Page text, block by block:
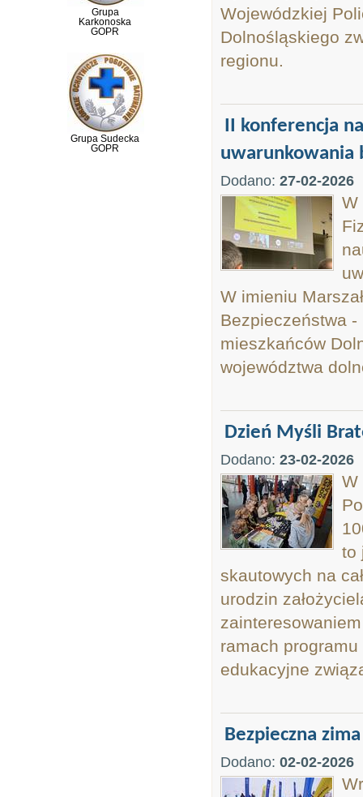
Grupa
Karkonoska
GOPR
Grupa Sudecka
GOPR
Wojewódzkiej
Dolnośląskiego
regionu.
II konferencja
uwarunkowania
Dodano: 27-02-2026
W
W imieniu
Bezpieczeństwa -
mieszkańców
województwa
Dzień Myśli
Dodano: 23-02-2026
W
to
skautowych na
urodzin
ramach programu
edukacyjne
Bezpieczna
Dodano: 02-02-2026